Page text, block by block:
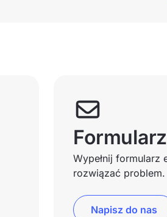
Wypełnij formularz
rozwiązać problem.
Napisz do nas